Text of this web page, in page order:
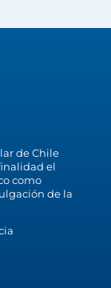
de Chile
el
como
de la